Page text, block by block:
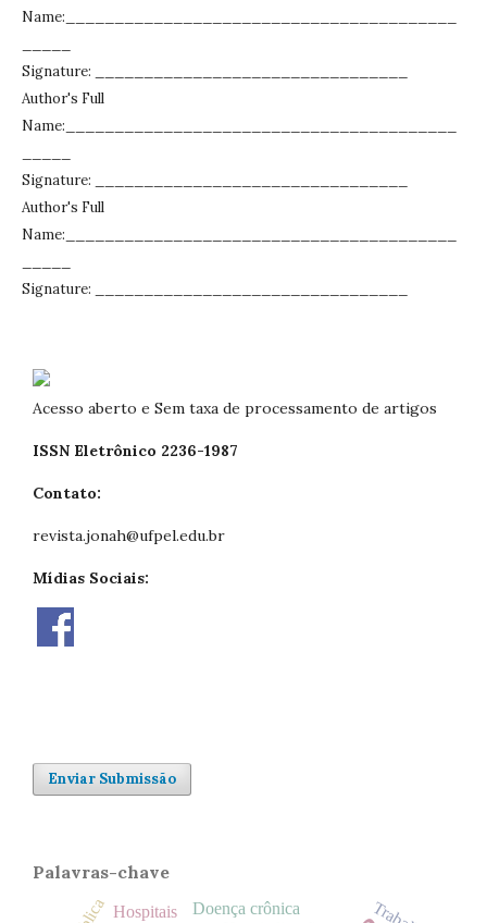
Name:________________________________________
Signature: ________________________________
Author's Full
Name:________________________________________
Signature: ________________________________
Author's Full
Name:________________________________________
Signature: ________________________________
Acesso aberto e Sem taxa de processamento de artigos
ISSN Eletrônico 2236-1987
Contato:
revista.jonah@ufpel.edu.br
Mídias Sociais:
Enviar Submissão
Palavras-chave
Hospitais Doença crônica